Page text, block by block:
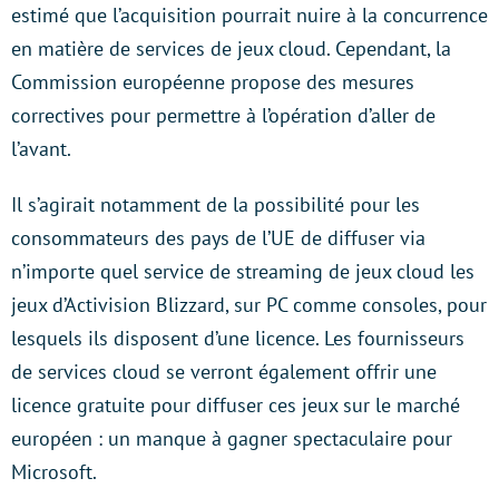
estimé que l’acquisition pourrait nuire à la concurrence
en matière de services de jeux cloud. Cependant, la
Commission européenne propose des mesures
correctives pour permettre à l’opération d’aller de
l’avant.
Il s’agirait notamment de la possibilité pour les
consommateurs des pays de l’UE de diffuser via
n’importe quel service de streaming de jeux cloud les
jeux d’Activision Blizzard, sur PC comme consoles, pour
lesquels ils disposent d’une licence. Les fournisseurs
de services cloud se verront également offrir une
licence gratuite pour diffuser ces jeux sur le marché
européen : un manque à gagner spectaculaire pour
Microsoft.